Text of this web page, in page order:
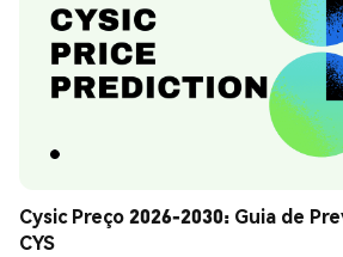
Cysic Preço 2026-2030: Guia de
CYS